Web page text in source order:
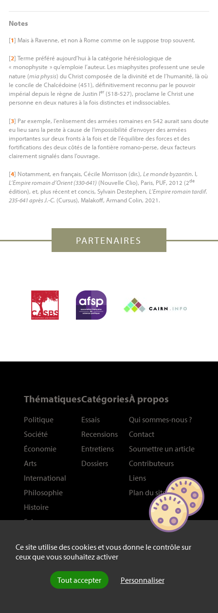
Ce site utilise des cookies et vous donne le contrôle sur
ceux que vous souhaitez activer
Tout accepter Personnaliser
Notes
[1] Mais à Ravenne, et non à Rome comme on le suppose trop souvent.
[2] Terme préféré aujourd’hui à la catégorie hérésiologique de
« monophysite » qu’emploie l’auteur. Les miaphysites professent une seule
nature (mia physis) du Christ composée de la divinité et de l’humanité, là où
le concile de Chalcédoine (451), définitivement reconnu par le pouvoir
impérial depuis le règne de Justin Ier(518-527), proclame le Christ une
personne en deux natures à la fois distinctes et indissociables.
[3] Par exemple, l’enlisement des armées romaines en 542 aurait sans doute
eu lieu sans la peste à cause de l’impossibilité d’envoyer des armées
importantes sur deux fronts à la fois et de l’équilibre des forces et des
fortifications des deux côtés de la fontière romano-perse, deux facteurs
clairement signalés dans l’ouvrage.
[4] Notamment, en français, Cécile Morrisson (dir.), Le monde byzantin. I,
L’Empire romain d’Orient (330-641) (Nouvelle Clio), Paris, PUF, 2012 (2de
édition), et, plus récent et concis, Sylvain Destephen, L’Empire romain tardif.
235-641 après J.-C. (Cursus), Malakoff, Armand Colin, 2021.
PARTENAIRES
Thématiques
Politique
Société
Économie
Arts
International
Philosophie
Histoire
Sciences
Catégories
Essais
Recensions
Entretiens
Dossiers
À propos
Qui sommes-nous ?
Contact
Soumettre un article
Contributeurs
Liens
Plan du site
Réseaux
Bluesky
Youtube